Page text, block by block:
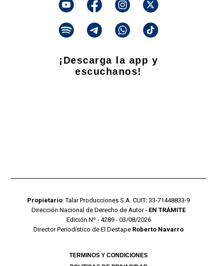
¡Descarga la app y
escuchanos!
Propietario: Talar Producciones S.A. CUIT: 33-71448833-9
Dirección Nacional de Derecho de Autor - EN TRÁMITE
Edición Nº - 4289 - 03/08/2026
Director Periodístico de El Destape Roberto Navarro
TERMINOS Y CONDICIONES